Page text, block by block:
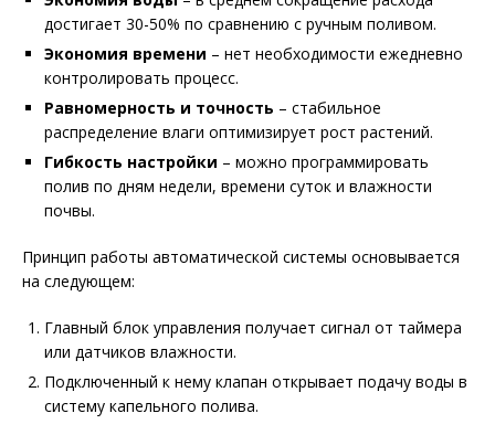
достигает 30-50% по сравнению с ручным поливом.
Экономия времени – нет необходимости ежедневно
контролировать процесс.
Равномерность и точность – стабильное
распределение влаги оптимизирует рост растений.
Гибкость настройки – можно программировать
полив по дням недели, времени суток и влажности
почвы.
Принцип работы автоматической системы основывается
на следующем:
Главный блок управления получает сигнал от таймера
или датчиков влажности.
Подключенный к нему клапан открывает подачу воды в
систему капельного полива.